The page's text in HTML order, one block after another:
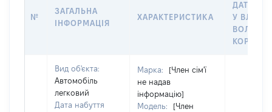
№
ЗАГАЛЬНА
ІНФОРМАЦІЯ
ХАРАКТЕРИСТИКА
ДАТУ
У
Вид об'єкта:
Автомобіль
легковий
Дата набуття
Марка:
[Член сім'ї
не надав
інформацію]
Модель:
[Член